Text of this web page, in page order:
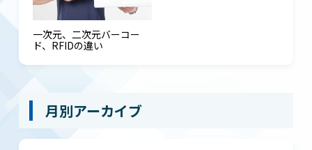
一次元、二次元バーコー
ド、RFIDの違い
月別アーカイブ